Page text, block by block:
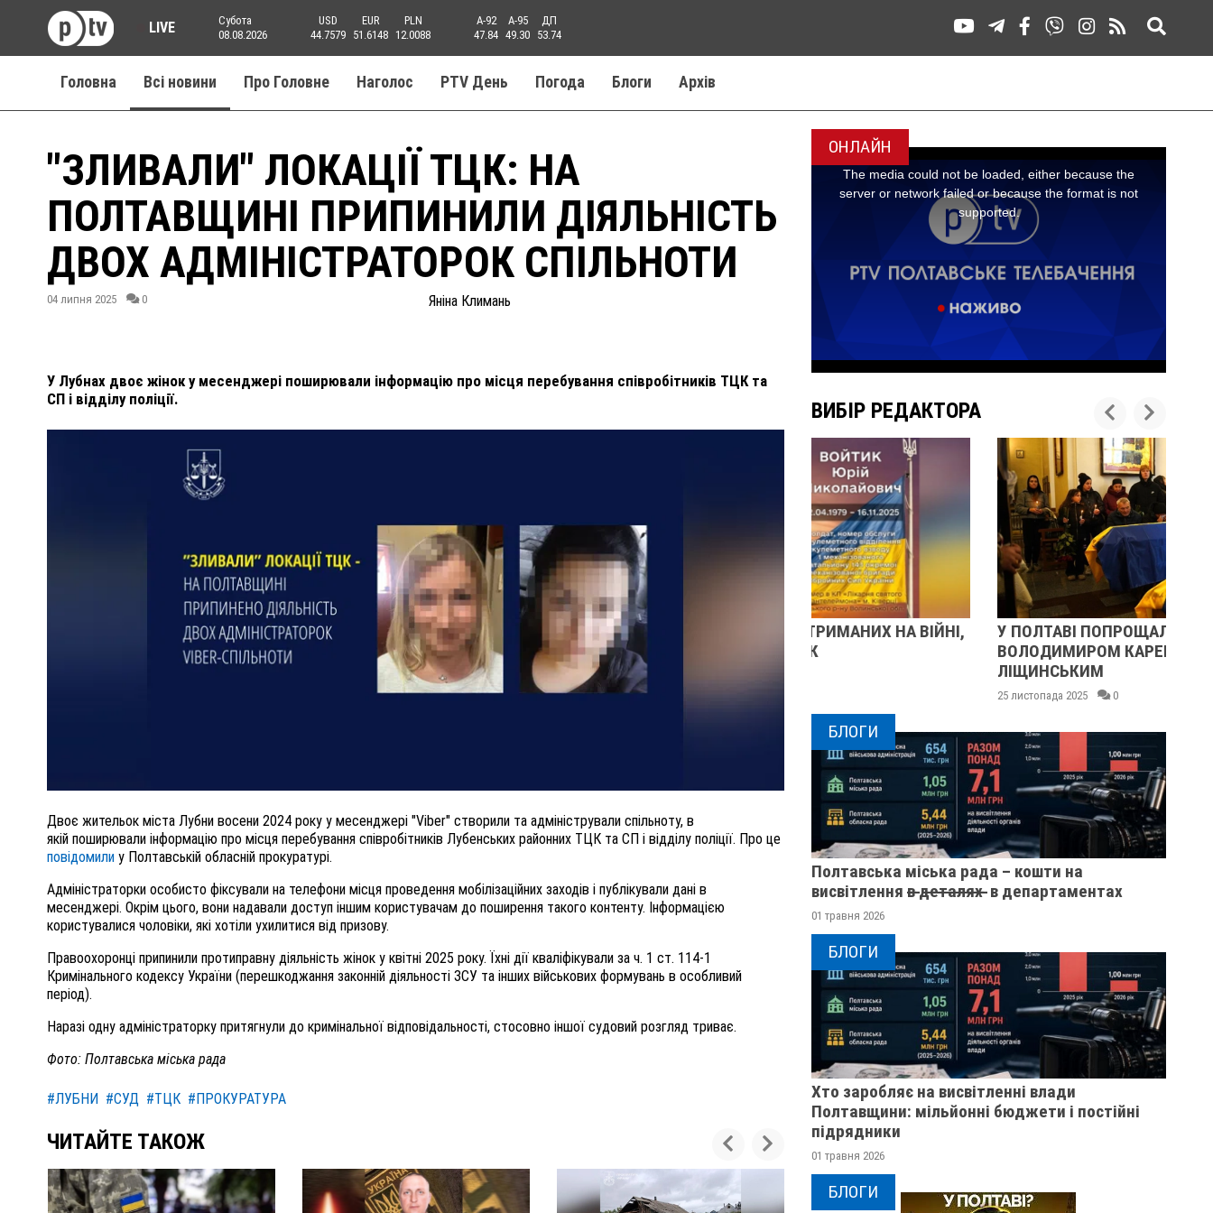
LIVE
Субота
08.08.2026
USD
44.7579
EUR
51.6148
PLN
12.0088
A-92
47.84
A-95
49.30
ДП
53.74
Головна Всі новини Про Головне Наголос PTV День Погода Блоги Aрхів
"ЗЛИВАЛИ" ЛОКАЦІЇ ТЦК: НА
ПОЛТАВЩИНІ ПРИПИНИЛИ ДІЯЛЬНІСТЬ
ДВОХ АДМІНІСТРАТОРОК СПІЛЬНОТИ
04 липня 2025 0 Яніна Климань
У Лубнах двоє жінок у месенджері поширювали інформацію про місця перебування співробітників ТЦК та
СП і відділу поліції.
Двоє жительок міста Лубни восени 2024 року у месенджері "Viber" створили та адміністрували спільноту, в
якій поширювали інформацію про місця перебування співробітників Лубенських районних ТЦК та СП і відділу поліції. Про це
повідомили у Полтавській обласній прокуратурі.
Адміністраторки особисто фіксували на телефони місця проведення мобілізаційних заходів і публікували дані в
месенджері. Окрім цього, вони надавали доступ іншим користувачам до поширення такого контенту. Інформацією
користувалися чоловіки, які хотіли ухилитися від призову.
Правоохоронці припинили протиправну діяльність жінок у квітні 2025 року. Їхні дії кваліфікували за ч. 1 ст. 114-1
Кримінального кодексу України (перешкоджання законній діяльності ЗСУ та інших військових формувань в особливий
період).
Наразі одну адміністраторку притягнули до кримінальної відповідальності, стосовно іншої судовий розгляд триває.
Фото: Полтавська міська рада
#ЛУБНИ #СУД #ТЦК #ПРОКУРАТУРА
ЧИТАЙТЕ ТАКОЖ
ОНЛАЙН
ВИБІР РЕДАКТОРА
ПОЛІЦІЯ ПОЛТАВЩИНИ РОЗШУКУЄ 62-РІЧНУ
ЛЮДМИЛУ ТИМЧЕНКО
ВНАСЛІДОК ПОРАНЕНЬ, ОТРИМАНИХ НА ВІЙНІ,
ПОМЕР ВОЇН ЮРІЙ ВОЙТИК
25 листопада 2025 0
У ПОЛТАВІ ПОПРОЩАЛИСЯ ІЗ ВІЙСЬКОВИМИ
ВОЛОДИМИРОМ КАРЕНГІНИМ ТА ОЛЕГОМ
БЛОГИ
Полтавська міська рада – кошти на
висвітлення в̶ ̶д̶е̶т̶а̶л̶я̶х̶ ̶ в департаментах
01 травня 2026
БЛОГИ
Хто заробляє на висвітленні влади
Полтавщини: мільйонні бюджети і постійні
підрядники
01 травня 2026
БЛОГИ